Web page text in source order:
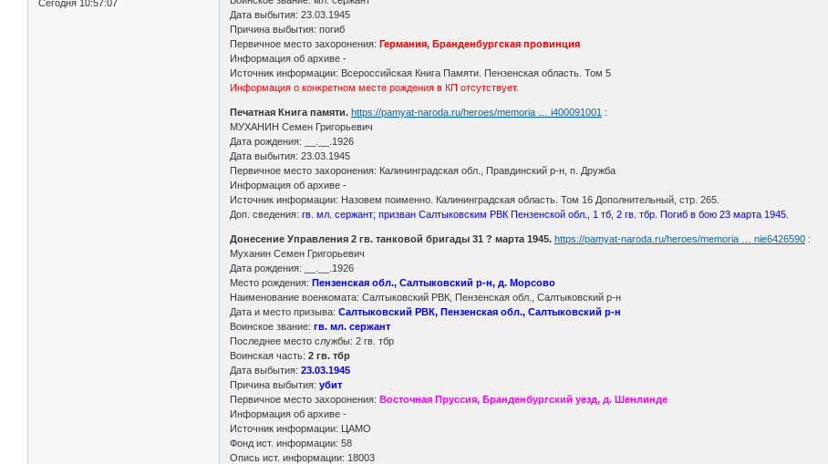
Сегодня 10:57:07
Дата выбытия: 23.03.1945
Причина выбытия: погиб
Первичное место захоронения: Германия, Бранденбургская провинция
Информация об архиве -
Источник информации: Всероссийская Книга Памяти. Пензенская область. Том 5
Информация о конкретном месте рождения в КП отсутствует.
Печатная Книга памяти. https://pamyat-naroda.ru/heroes/memoria … i400091001 :
МУХАНИН Семен Григорьевич
Дата рождения: __.__.1926
Дата выбытия: 23.03.1945
Первичное место захоронения: Калининградская обл., Правдинский р-н, п. Дружба
Информация об архиве -
Источник информации: Назовем поименно. Калининградская область. Том 16 Дополнительный, стр. 265.
Доп. сведения: гв. мл. сержант; призван Салтыковским РВК Пензенской обл., 1 тб, 2 гв. тбр. Погиб в бою 23 марта 1945.
Донесение Управления 2 гв. танковой бригады 31 ? марта 1945. https://pamyat-naroda.ru/heroes/memoria … nie6426590 :
Муханин Семен Григорьевич
Дата рождения: __.__.1926
Место рождения:Пензенская обл., Салтыковский р-н, д. Морсово
Наименование военкомата: Салтыковский РВК, Пензенская обл., Салтыковский р-н
Дата и место призыва: Салтыковский РВК, Пензенская обл., Салтыковский р-н
Воинское звание:гв. мл. сержант
Последнее место службы: 2 гв. тбр
Воинская часть: 2 гв. тбр
Дата выбытия: 23.03.1945
Причина выбытия: убит
Первичное место захоронения: Восточная Пруссия, Бранденбургский уезд, д. Шенлинде
Информация об архиве -
Источник информации: ЦАМО
Фонд ист. информации: 58
Опись ист. информации: 18003